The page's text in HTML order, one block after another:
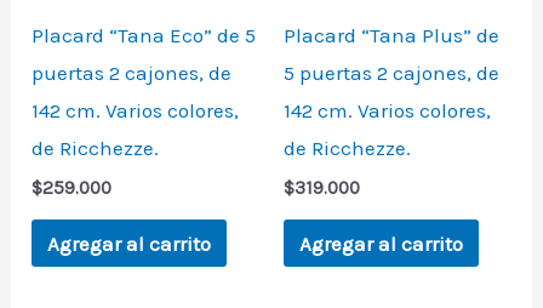
Placard “Tana Eco” de 5
puertas 2 cajones, de
142 cm. Varios colores,
de Ricchezze.
$259.000
Agregar al carrito
Placard “Tana Plus” de
5 puertas 2 cajones, de
142 cm. Varios colores,
de Ricchezze.
$319.000
Agregar al carrito